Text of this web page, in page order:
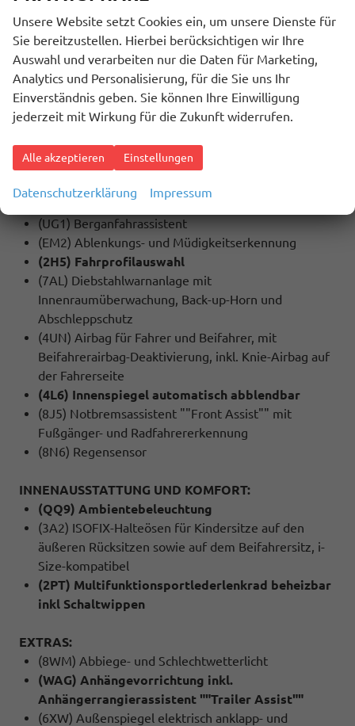
MULTIMEDIA UND KOMMUNIKATION:
(QV3) Digitaler Radioempfang DAB+
(U9E) 2 USB-C-Schnittstellen vorn, 2 USB-C-
Ladebuchsen an der Mittelkonsole hinten,
Ladeleistung bis zu 45 W
(9WJ) App-Connect Wireless für Apple CarPlay
und Android Auto
(8RM) 8 Lautsprecher
(UG1) Berganfahrassistent
(EM2) Ablenkungs- und Müdigkeitserkennung
(2H5) Fahrprofilauswahl
(7AL) Diebstahlwarnanlage mit
Innenraumüberwachung, Back-up-Horn und
Abschleppschutz
(4UN) Airbag für Fahrer und Beifahrer, mit
Beifahrerairbag-Deaktivierung, inkl. Knie-Airbag auf
der Fahrerseite
(4L6) Innenspiegel automatisch abblendbar
(8J5) Notbremsassistent ""Front Assist"" mit
Fußgänger- und Radfahrererkennung
(8N6) Regensensor
INNENAUSSTATTUNG UND KOMFORT:
(QQ9) Ambientebeleuchtung
(3A2) ISOFIX-Halteösen für Kindersitze auf den
äußeren Rücksitzen sowie auf dem Beifahrersitz, i-
Size-kompatibel
(2PT) Multifunktionsportlederlenkrad beheizbar
inkl Schaltwippen
EXTRAS:
(8WM) Abbiege- und Schlechtwetterlicht
(WAG) Anhängevorrichtung inkl.
Anhängerrangierassistent ""Trailer Assist""
(6XW) Außenspiegel elektrisch anklapp- und
Unsere Website setzt Cookies ein, um unsere Dienste für
Sie bereitzustellen. Hierbei berücksichtigen wir Ihre
Auswahl und verarbeiten nur die Daten für Marketing,
Analytics und Personalisierung, für die Sie uns Ihr
Einverständnis geben. Sie können Ihre Einwilligung
jederzeit mit Wirkung für die Zukunft widerrufen.
Alle akzeptieren Einstellungen
Datenschutzerklärung Impressum